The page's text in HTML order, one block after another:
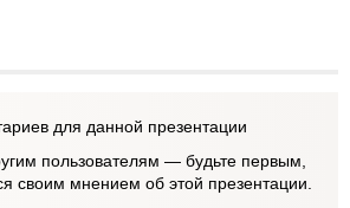
для данной презентации
пользователям — будьте первым,
своим мнением об этой презентации.